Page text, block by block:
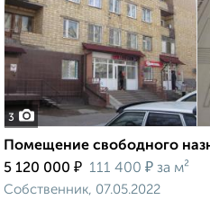
3
Помещение свободного
5 120 000 ₽ 111 400 ₽ за м²
Собственник, 07.05.2022